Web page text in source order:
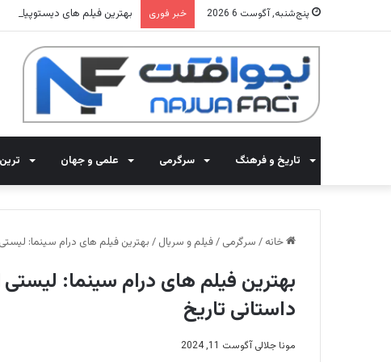
پنج‌شنبه, آگوست 6 2026 خبر فوری بهترین فیلم های دیستوپیایی: 20 تا از فیلم های آخرالزمانی که مغزتان را منفجر می کنند
تاریخ و فرهنگ سرگرمی علمی و جهان
خانه / سرگرمی /فیلم و سریال / بهترین فیلم های درام سینما:
بهترین فیلم های درام سینما:
داستانی تاریخ
مونا جلالی آگوست 11, 2024